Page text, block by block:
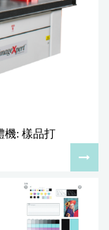
機: 樣品打